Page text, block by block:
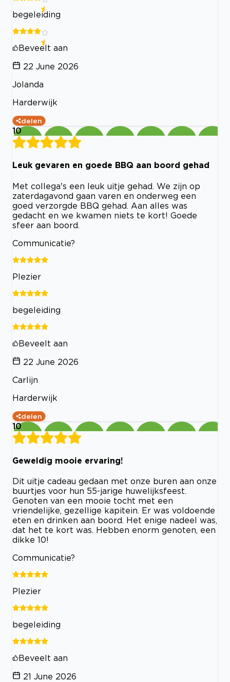
begeleiding
Beveelt aan
22 June 2026
Jolanda
Harderwijk
delen
10
Leuk gevaren en goede BBQ aan boord gehad
Met collega's een leuk uitje gehad. We zijn op
zaterdagavond gaan varen en onderweg een
goed verzorgde BBQ gehad. Aan alles was
gedacht en we kwamen niets te kort! Goede
sfeer aan boord.
Communicatie?
Plezier
begeleiding
Beveelt aan
22 June 2026
Carlijn
Harderwijk
delen
10
Geweldig mooie ervaring!
Dit uitje cadeau gedaan met onze buren aan onze
buurtjes voor hun 55-jarige huwelijksfeest.
Genoten van een mooie tocht met een
vriendelijke, gezellige kapitein. Er was voldoende
eten en drinken aan boord. Het enige nadeel was,
dat het te kort was. Hebben enorm genoten, een
dikke 10!
Communicatie?
Plezier
begeleiding
Beveelt aan
21 June 2026